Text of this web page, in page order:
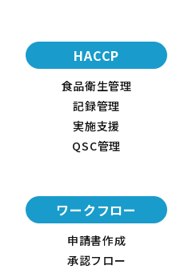
HACCP
食品衛生管理
記録管理
実施支援
QSC管理
ワークフロー
申請書作成
承認フロー